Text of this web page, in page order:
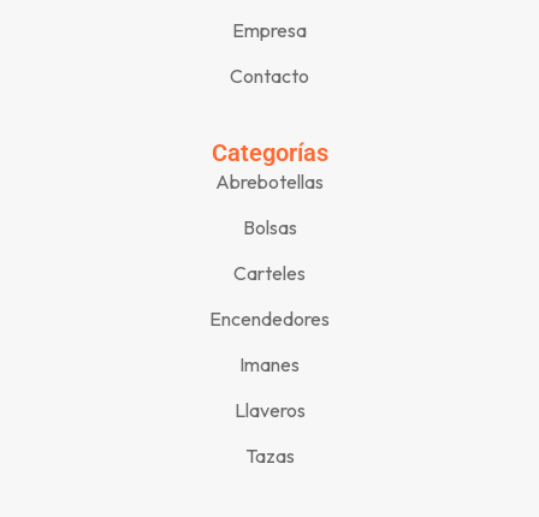
Empresa
Contacto
Categorías
Abrebotellas
Bolsas
Carteles
Encendedores
Imanes
Llaveros
Tazas